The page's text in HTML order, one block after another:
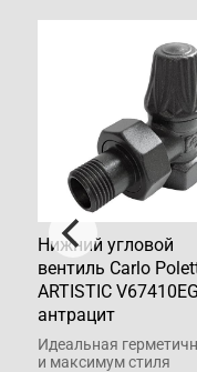
Нижний угловой
вентиль Carlo
ARTISTIC
антрацит
Идеальная
и максимум стиля